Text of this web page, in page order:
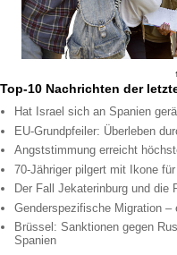
Top-10 Nachrichten der
Hat Israel sich an Spanien
EU-Grundpfeiler: Überleben
Angststimmung erreicht
70-Jähriger pilgert mit Ikone
Der Fall Jekaterinburg und die
Genderspezifische Migration
Brüssel: Sanktionen gegen
Spanien